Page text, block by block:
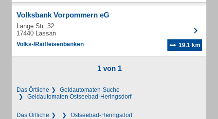
Volksbank Vorpommern eG
Lange Str. 32
17440 Lassan
Volks-/Raiffeisenbanken 19.1 km
1 von 1
Das Örtliche
Geldautomaten-Suche
Geldautomaten Ostseebad-Heringsdorf
Das Örtliche Ostseebad-Heringsdorf